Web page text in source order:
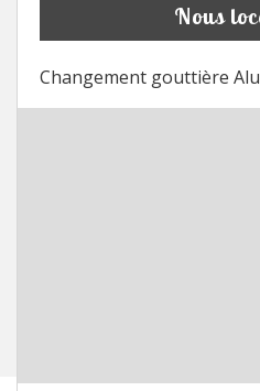
Nous
Changement gouttière